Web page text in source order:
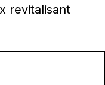
revitalisant